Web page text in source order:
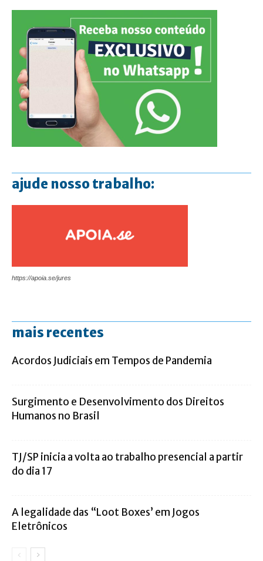
ajude nosso trabalho:
https://apoia.se/jures
mais recentes
Acordos Judiciais em Tempos de Pandemia
Surgimento e Desenvolvimento dos Direitos
Humanos no Brasil
TJ/SP inicia a volta ao trabalho presencial a partir
do dia 17
A legalidade das “Loot Boxes’ em Jogos
Eletrônicos